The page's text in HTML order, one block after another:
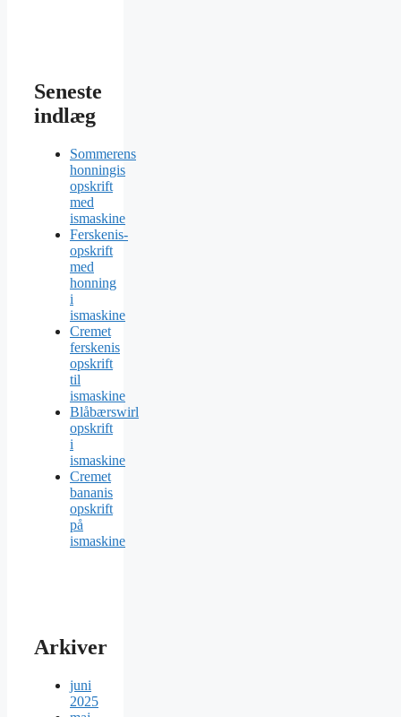
Seneste
indlæg
Sommerens
honningis
opskrift
med
ismaskine
Ferskenis-
opskrift
med
honning
i
ismaskine
Cremet
ferskenis
opskrift
til
ismaskine
Blåbærswirl
opskrift
i
ismaskine
Cremet
bananis
opskrift
på
ismaskine
Arkiver
juni
2025